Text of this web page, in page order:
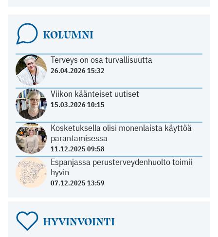
KOLUMNI
Terveys on osa turvallisuutta
26.04.2026 15:32
Viikon käänteiset uutiset
15.03.2026 10:15
Kosketuksella olisi monenlaista käyttöä
parantamisessa
11.12.2025 09:58
Espanjassa perusterveydenhuolto toimii
hyvin
07.12.2025 13:59
HYVINVOINTI